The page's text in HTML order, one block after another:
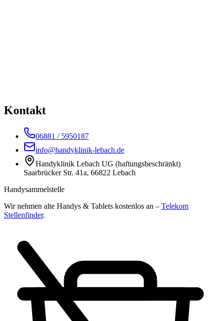
Kontakt
06881 / 5950187
info@handyklinik-lebach.de
Handyklinik Lebach UG (haftungsbeschränkt)
Saarbrücker Str. 41a, 66822 Lebach
Handysammelstelle
Wir nehmen alte Handys & Tablets kostenlos an – Telekom
Stellenfinder.